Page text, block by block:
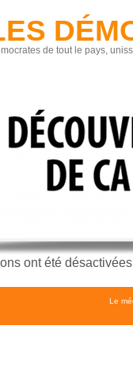
de tout le pays,
ont été
Le